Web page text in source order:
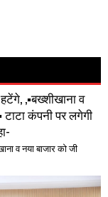
,▪️बख्शीखाना व
टाटा कंपनी पर लगेगी
व नया बाजार को जी